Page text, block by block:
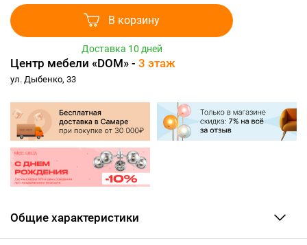
В корзину
Доставка 10 дней
Центр мебели «DOM» - 3 этаж
ул. Дыбенко, 33
Общие характеристики